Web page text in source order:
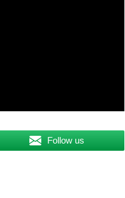
Follow us